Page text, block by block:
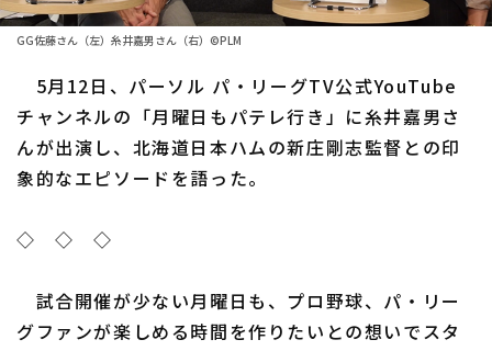
ファーム東地区
ファーム西地区
交流戦
選手名鑑トップ
北海道日本ハムファイターズ
東北楽天ゴールデンイーグルス
埼玉西武ライオンズ
千葉ロッテマリーンズ
福岡ソフトバンクホークス
ニュース
GG佐藤さん（左）糸井嘉男さん（右）©PLM
5月12日、パーソル パ・リーグTV公式YouTube
チャンネルの「月曜日もパテレ行き」に糸井嘉男さ
んが出演し、北海道日本ハムの新庄剛志監督との印
象的なエピソードを語った。
◇ ◇ ◇
試合開催が少ない月曜日も、プロ野球、パ・リー
グファンが楽しめる時間を作りたいとの想いでスタ